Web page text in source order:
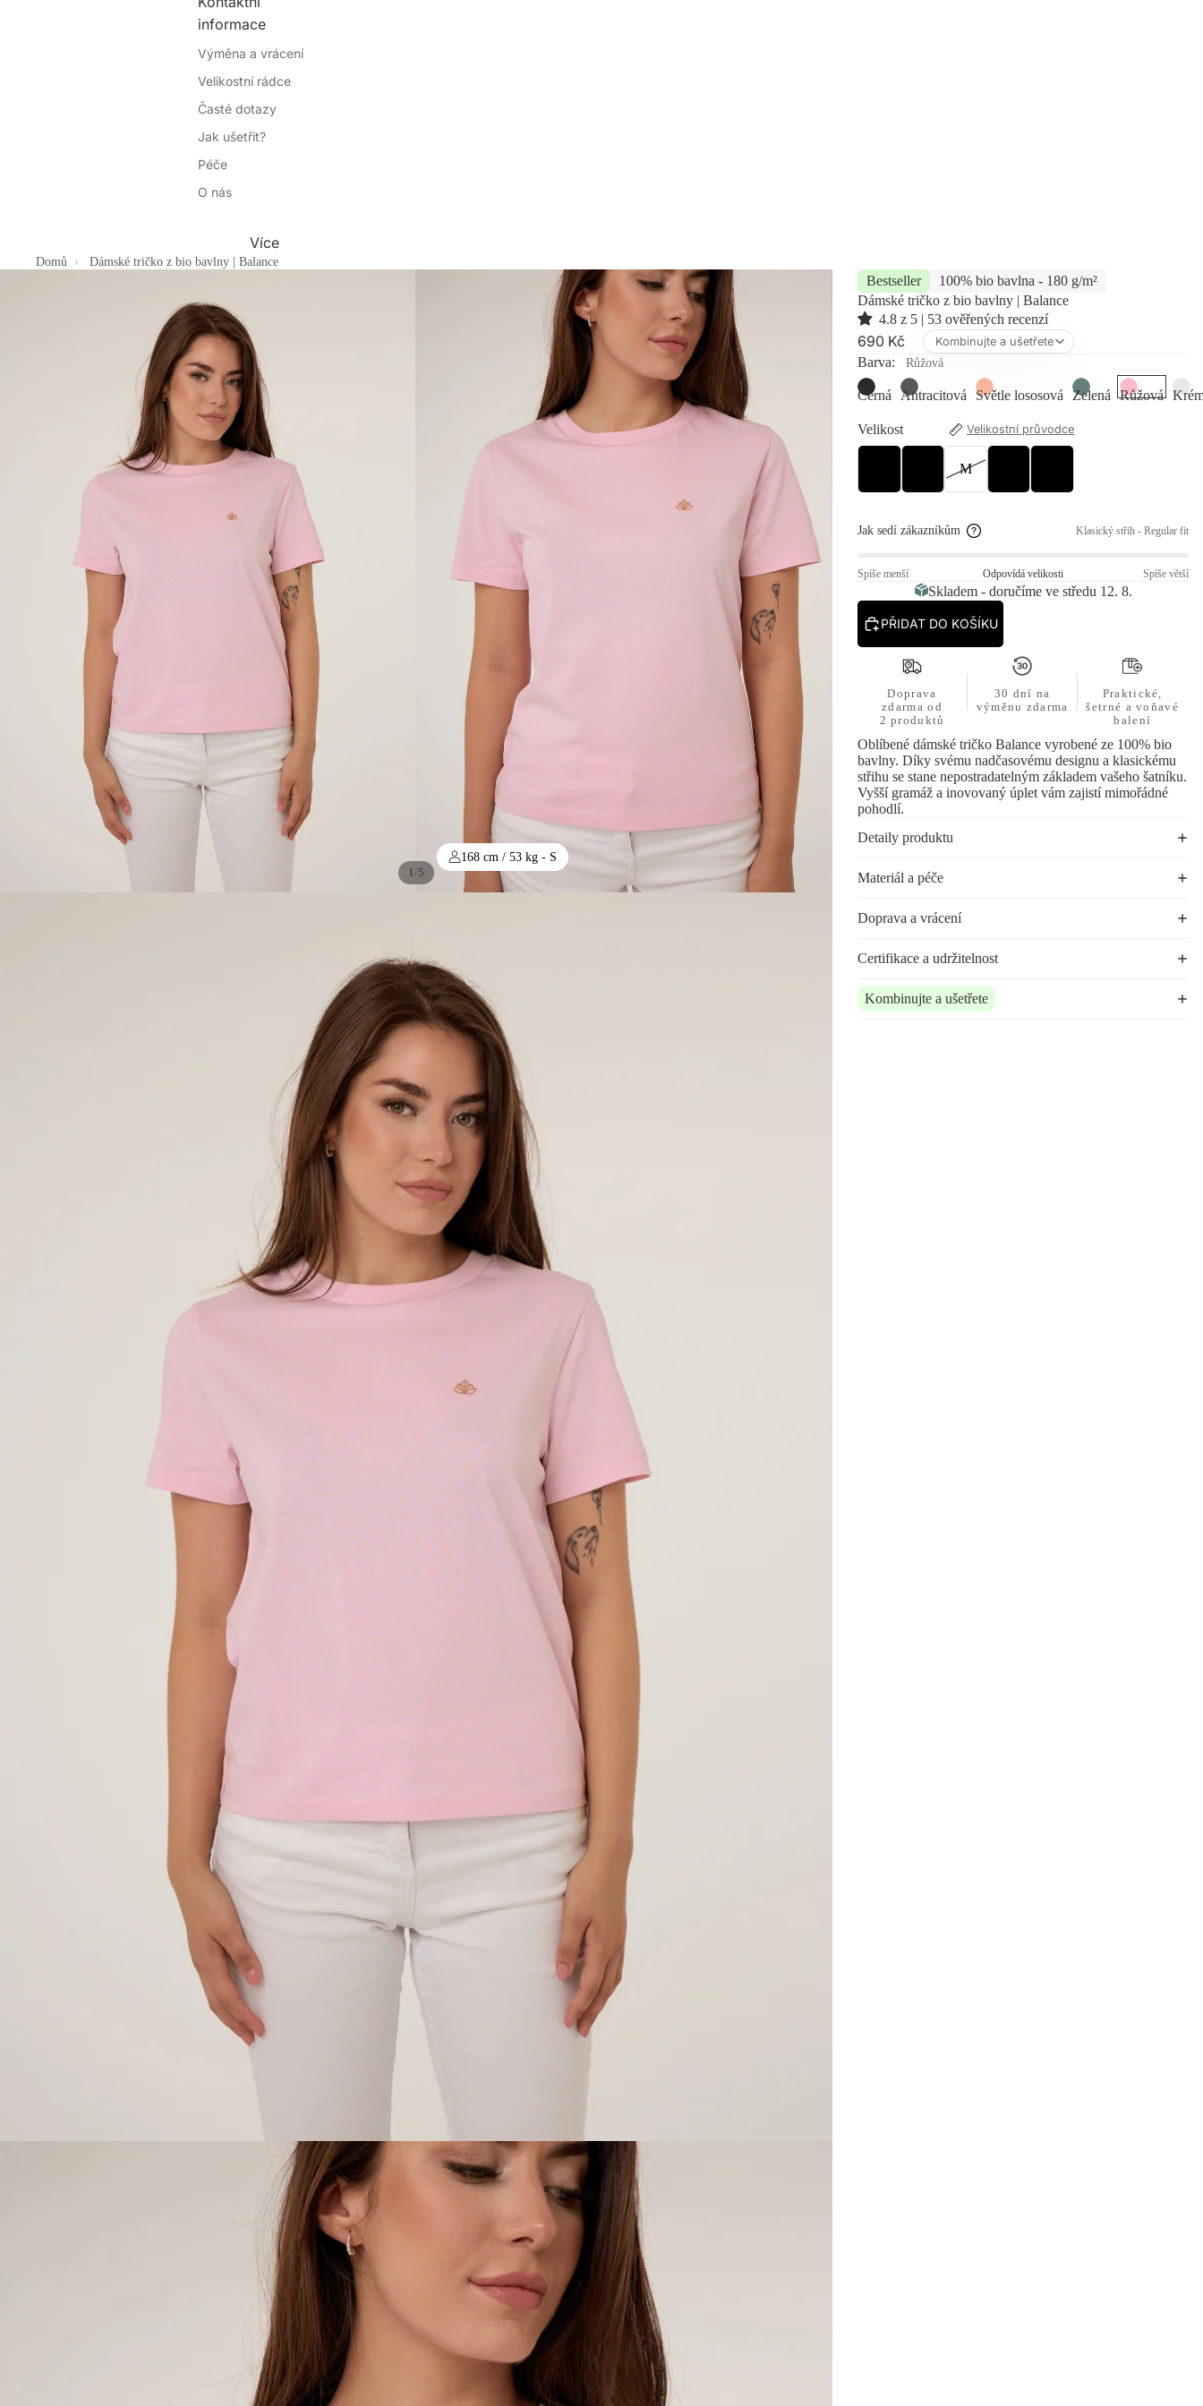
informace
Výměna a vrácení
Velikostní rádce
Časté dotazy
Jak ušetřit?
Péče
O nás
Více
Domů Dámské tričko z bio bavlny | Balance
168 cm / 53 kg - S
1 5
Bestseller
100% bio bavlna - 180 g/m²
Dámské tričko z bio bavlny | Balance
4.8 z 5 | 53 ověřených recenzí
690 Kč Kombinujte a ušetřete
Barva: Růžová
Černá Antracitová Světle lososová Zelená Růžová
Barva
Velikost Velikostní průvodce
M
Jak sedí zákazníkům Klasický střih - Regular fit
Spíše menší Odpovídá velikosti Spíše větší
Skladem - doručíme ve středu 12. 8.
PŘIDAT DO KOŠÍKU
Doprava
zdarma od
2 produktů
30 dní na
výměnu zdarma
Praktické,
šetrné a voňavé
balení
Oblíbené dámské tričko Balance vyrobené ze 100% bio
bavlny. Díky svému nadčasovému designu a klasickému
střihu se stane nepostradatelným základem vašeho šatníku.
Vyšší gramáž a inovovaný úplet vám zajistí mimořádné
pohodlí.
Detaily produktu
Materiál a péče
Doprava a vrácení
Certifikace a udržitelnost
Kombinujte a ušetřete